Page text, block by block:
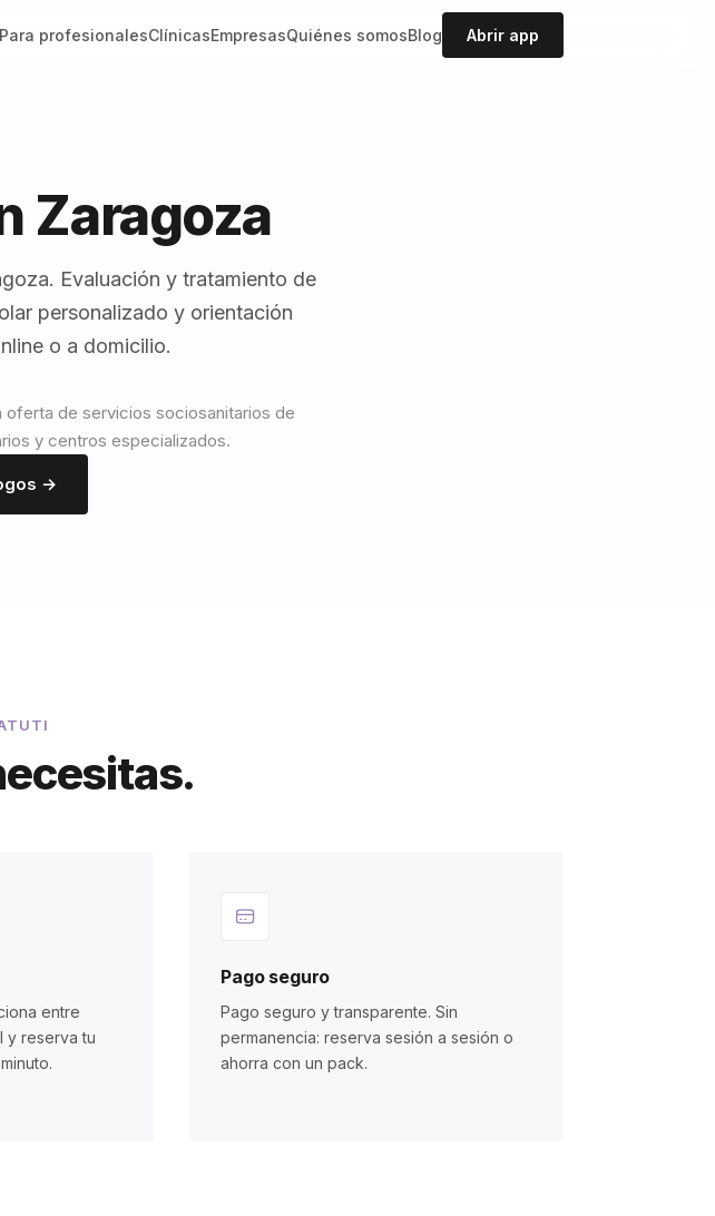
Para profesionalesClínicasEmpresasQuiénes somosBlog Abrir app
Zaragoza
Evaluación y tratamiento de
personalizado y orientación
o a domicilio.
oferta de servicios sociosanitarios de
y centros especializados.
→
entre
y reserva tu
Pago seguro
Pago seguro y transparente. Sin
permanencia: reserva sesión a sesión o
ahorra con un pack.